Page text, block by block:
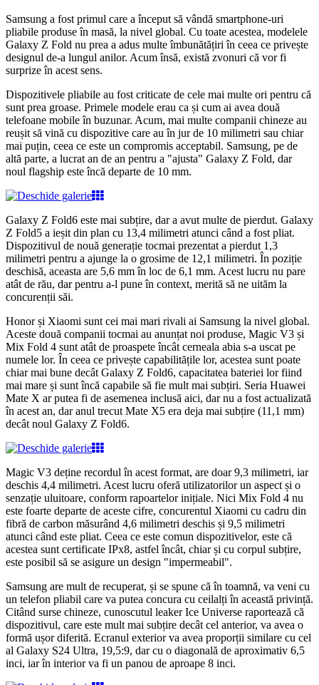
Samsung a fost primul care a început să vândă smartphone-uri
pliabile produse în masă, la nivel global. Cu toate acestea, modelele
Galaxy Z Fold nu prea a adus multe îmbunătățiri în ceea ce privește
designul de-a lungul anilor. Acum însă, există zvonuri că vor fi
surprize în acest sens.
Dispozitivele pliabile au fost criticate de cele mai multe ori pentru că
sunt prea groase. Primele modele erau ca și cum ai avea două
telefoane mobile în buzunar. Acum, mai multe companii chineze au
reușit să vină cu dispozitive care au în jur de 10 milimetri sau chiar
mai puțin, ceea ce este un compromis acceptabil. Samsung, pe de
altă parte, a lucrat an de an pentru a "ajusta" Galaxy Z Fold, dar
noul flagship este încă departe de 10 mm.
Galaxy Z Fold6 este mai subțire, dar a avut multe de pierdut. Galaxy
Z Fold5 a ieșit din plan cu 13,4 milimetri atunci când a fost pliat.
Dispozitivul de nouă generație tocmai prezentat a pierdut 1,3
milimetri pentru a ajunge la o grosime de 12,1 milimetri. În poziție
deschisă, aceasta are 5,6 mm în loc de 6,1 mm. Acest lucru nu pare
atât de rău, dar pentru a-l pune în context, merită să ne uităm la
concurenții săi.
Honor și Xiaomi sunt cei mai mari rivali ai Samsung la nivel global.
Aceste două companii tocmai au anunțat noi produse, Magic V3 și
Mix Fold 4 sunt atât de proaspete încât cerneala abia s-a uscat pe
numele lor. În ceea ce privește capabilitățile lor, acestea sunt poate
chiar mai bune decât Galaxy Z Fold6, capacitatea bateriei lor fiind
mai mare și sunt încă capabile să fie mult mai subțiri. Seria Huawei
Mate X ar putea fi de asemenea inclusă aici, dar nu a fost actualizată
în acest an, dar anul trecut Mate X5 era deja mai subțire (11,1 mm)
decât noul Galaxy Z Fold6.
Magic V3 deține recordul în acest format, are doar 9,3 milimetri, iar
deschis 4,4 milimetri. Acest lucru oferă utilizatorilor un aspect și o
senzație uluitoare, conform rapoartelor inițiale. Nici Mix Fold 4 nu
este foarte departe de aceste cifre, concurentul Xiaomi cu cadru din
fibră de carbon măsurând 4,6 milimetri deschis și 9,5 milimetri
atunci când este pliat. Ceea ce este comun dispozitivelor, este că
acestea sunt certificate IPx8, astfel încât, chiar și cu corpul subțire,
este posibil să se asigure un design "impermeabil".
Samsung are mult de recuperat, și se spune că în toamnă, va veni cu
un telefon pliabil care va putea concura cu ceilalți în această privință.
Citând surse chineze, cunoscutul leaker Ice Universe raportează că
dispozitivul, care este mult mai subțire decât cel anterior, va avea o
formă ușor diferită. Ecranul exterior va avea proporții similare cu cel
al Galaxy S24 Ultra, 19,5:9, dar cu o diagonală de aproximativ 6,5
inci, iar în interior va fi un panou de aproape 8 inci.